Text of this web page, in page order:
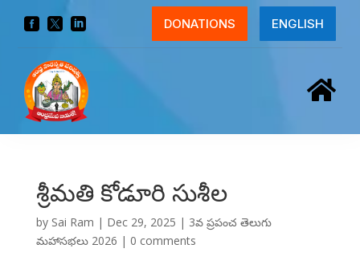
   DONATIONS ENGLISH

శ్రీమతి కోడూరి సుశీల
by Sai Ram | Dec 29, 2025 | 3వ ప్రపంచ తెలుగు
మహాసభలు 2026 | 0 comments